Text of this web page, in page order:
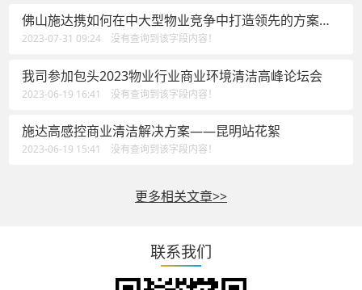
佛山施达携如何在中大型物业竞争中打造领先的方案
——可视化卫生清洁管理方案参加于上海举行的标准化
绿色清洁智慧论坛
2023-07-31 09:24 没有查询到该字段内容！
我司参加包头2023物业行业商业环境清洁高峰论坛会
2023-06-19 16:41 没有查询到该字段内容！
施达高感控商业清洁解决方案——昆明站花絮
2023-06-19 15:41 没有查询到该字段内容！
更多相关文章>>
联系我们